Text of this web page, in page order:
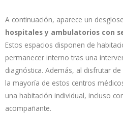
A continuación, aparece un
hospitales y ambulatorios con
Estos espacios disponen de
permanecer interno tras una
diagnóstica. Además, al disfrutar
la mayoría de estos centros
una habitación individual, incluso
acompañante.